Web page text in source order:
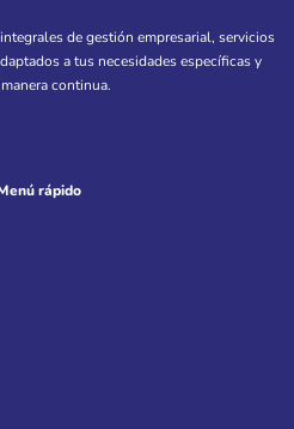
de gestión empresarial, servicios
a tus necesidades específicas y
continua.
rápido